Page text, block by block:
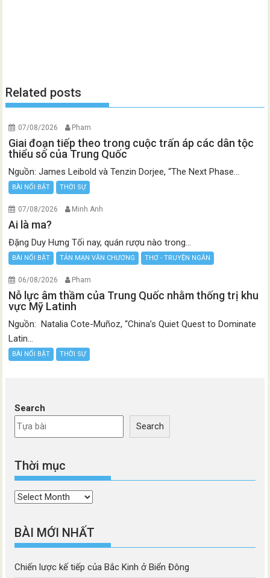
Related posts
07/08/2026 Pham
Giai đoạn tiếp theo trong cuộc trấn áp các dân tộc
thiểu số của Trung Quốc
Nguồn: James Leibold và Tenzin Dorjee, “The Next Phase...
BÀI NỔI BẬT THỜI SỰ
07/08/2026 Minh Anh
Ai là ma?
Đặng Duy Hưng Tối nay, quán rượu nào trong...
BÀI NỔI BẬT TẢN MẠN VĂN CHƯƠNG THƠ - TRUYỆN NGẮN
06/08/2026 Pham
Nỗ lực âm thầm của Trung Quốc nhằm thống trị khu
vực Mỹ Latinh
Nguồn: Natalia Cote-Muñoz, “China’s Quiet Quest to Dominate
Latin...
BÀI NỔI BẬT THỜI SỰ
Search
Search
Thời mục
Thời
BÀI MỚI NHẤT
Chiến lược kế tiếp của Bắc Kinh ở Biển Đông